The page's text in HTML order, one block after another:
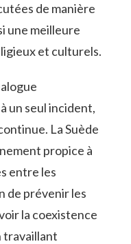
de⁢ manière
⁣une meilleure
‍et culturels.
un ⁢seul incident,
La ‌Suède
propice à
⁣entre ​les
⁢de prévenir‍ les
⁤la coexistence
travaillant